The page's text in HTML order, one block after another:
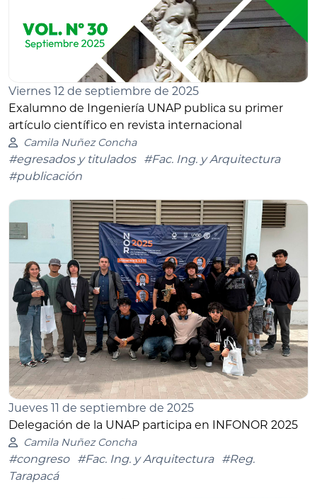
Viernes 12 de septiembre de 2025
Exalumno de Ingeniería UNAP publica su primer
artículo científico en revista internacional
Camila Nuñez Concha
#egresados y titulados
#Fac. Ing. y Arquitectura
#publicación
Jueves 11 de septiembre de 2025
Delegación de la UNAP participa en INFONOR 2025
Camila Nuñez Concha
#congreso #Fac. Ing. y Arquitectura
#Reg.
Tarapacá